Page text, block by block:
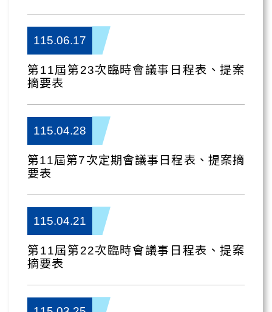
115.06.17
第11屆第23次臨時會議事日程表、提案
摘要表
115.04.28
第11屆第7次定期會議事日程表、提案摘
要表
115.04.21
第11屆第22次臨時會議事日程表、提案
摘要表